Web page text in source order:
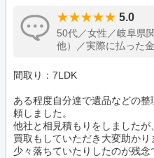
5.0
50代／女性／岐阜県
他）／実際に払った
間取り：7LDK
ある程度自分達で遺品などの
頼しました。
他社と相見積もりをしました
買取もしていただき大変助か
少々落ちていたりしたのが残念